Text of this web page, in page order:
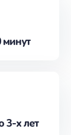
3-х лет